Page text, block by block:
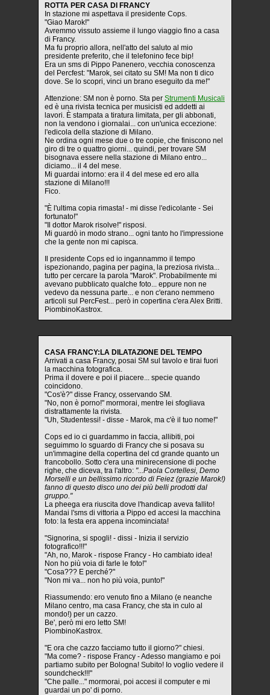
ROTTA PER CASA DI FRANCY
In stazione mi aspettava il presidente Cops.
"Giao Marok!"
Avremmo vissuto assieme il lungo viaggio fino a casa
di Francy.
Ma fu proprio allora, nell'atto del saluto al mio
presidente preferito, che il telefonino fece bip!
Era un sms di Pippo Panenero, vecchia conoscenza
del Percfest: "Marok, sei citato su SM! Ma non ti dico
dove. Se lo scopri, vinci un brano eseguito da me!"
Attenzione: SM non è porno. Sta per Strumenti Musicali
ed è una rivista tecnica per musicisti ed addetti ai
lavori. È stampata a tiratura limitata, per gli abbonati,
non la vendono i giornalai... con un'unica eccezione:
l'edicola della stazione di Milano.
Ne ordina ogni mese due o tre copie, che finiscono nel
giro di tre o quattro giorni... quindi, per trovare SM
bisognava essere nella stazione di Milano entro...
diciamo... il 4 del mese.
Mi guardai intorno: era il 4 del mese ed ero alla
stazione di Milano!!!
Fico.
"È l'ultima copia rimasta! - mi disse l'edicolante - Sei
fortunato!"
"Il dottor Marok risolve!" risposi.
Mi guardò in modo strano... ogni tanto ho l'impressione
che la gente non mi capisca.
Il presidente Cops ed io ingannammo il tempo
ispezionando, pagina per pagina, la preziosa rivista...
tutto per cercare la parola "Marok". Probabilmente mi
avevano pubblicato qualche foto... eppure non ne
vedevo da nessuna parte... e non c'erano nemmeno
articoli sul PercFest... però in copertina c'era Alex Britti.
PiombinoKastrox.
CASA FRANCY:LA DILATAZIONE DEL TEMPO
Arrivati a casa Francy, posai SM sul tavolo e tirai fuori
la macchina fotografica.
Prima il dovere e poi il piacere... specie quando
coincidono.
"Cos'è?" disse Francy, osservando SM.
"No, non è porno!" mormorai, mentre lei sfogliava
distrattamente la rivista.
"Uh, Studentessi! - disse - Marok, ma c'è il tuo nome!"
Cops ed io ci guardammo in faccia, allibiti, poi
seguimmo lo sguardo di Francy che si posava su
un'immagine della copertina del cd grande quanto un
francobollo. Sotto c'era una minirecensione di poche
righe, che diceva, tra l'altro: "...Paola Cortellesi, Demo
Morselli e un bellissimo ricordo di Feiez (grazie Marok!)
fanno di questo disco uno dei più belli prodotti dal
gruppo."
La pheega era riuscita dove l'handicap aveva fallito!
Mandai l'sms di vittoria a Pippo ed accesi la macchina
foto: la festa era appena incominciata!
"Signorina, si spogli! - dissi - Inizia il servizio
fotografico!!!"
"Ah, no, Marok - rispose Francy - Ho cambiato idea!
Non ho più voia di farle le foto!"
"Cosa??? E perché?"
"Non mi va... non ho più voia, punto!"
Riassumendo: ero venuto fino a Milano (e neanche
Milano centro, ma casa Francy, che sta in culo al
mondo!) per un cazzo.
Be', però mi ero letto SM!
PiombinoKastrox.
"E ora che cazzo facciamo tutto il giorno?" chiesi.
"Ma come? - rispose Francy - Adesso mangiamo e poi
partiamo subito per Bologna! Subito! Io voglio vedere il
soundcheck!!!"
"Che palle..." mormorai, poi accesi il computer e mi
guardai un po' di porno.